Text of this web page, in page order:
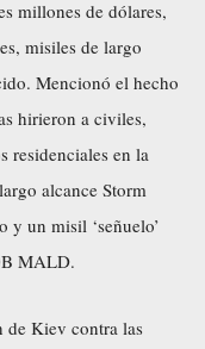
millones de dólares,
misiles de largo
Mencionó el hecho
hirieron a civiles,
residenciales en la
alcance Storm
y un misil ‘señuelo’
MALD.
de Kiev contra las